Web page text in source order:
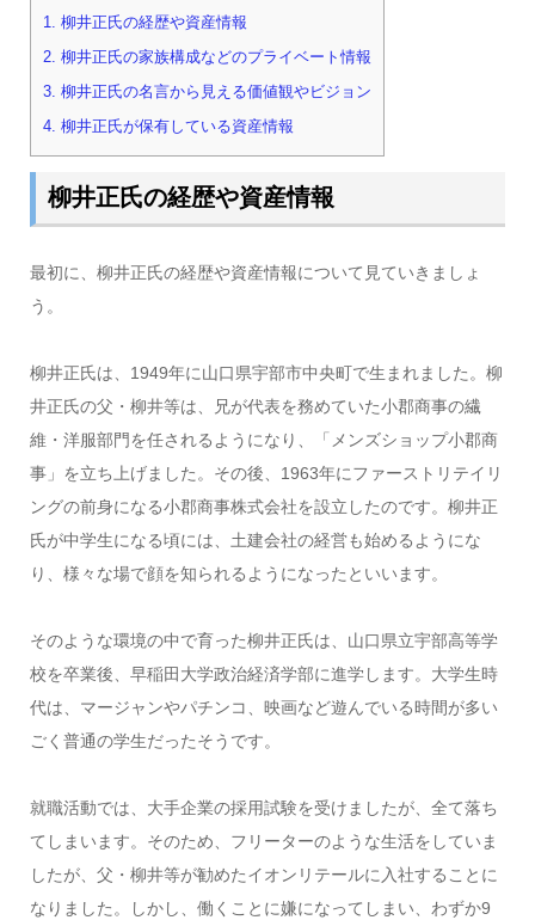
1. 柳井正氏の経歴や資産情報
2. 柳井正氏の家族構成などのプライベート情報
3. 柳井正氏の名言から見える価値観やビジョン
4. 柳井正氏が保有している資産情報
柳井正氏の経歴や資産情報
最初に、柳井正氏の経歴や資産情報について見ていきましょ
う。
柳井正氏は、1949年に山口県宇部市中央町で生まれました。柳
井正氏の父・柳井等は、兄が代表を務めていた小郡商事の繊
維・洋服部門を任されるようになり、「メンズショップ小郡商
事」を立ち上げました。その後、1963年にファーストリテイリ
ングの前身になる小郡商事株式会社を設立したのです。柳井正
氏が中学生になる頃には、土建会社の経営も始めるようにな
り、様々な場で顔を知られるようになったといいます。
そのような環境の中で育った柳井正氏は、山口県立宇部高等学
校を卒業後、早稲田大学政治経済学部に進学します。大学生時
代は、マージャンやパチンコ、映画など遊んでいる時間が多い
ごく普通の学生だったそうです。
就職活動では、大手企業の採用試験を受けましたが、全て落ち
てしまいます。そのため、フリーターのような生活をしていま
したが、父・柳井等が勧めたイオンリテールに入社することに
なりました。しかし、働くことに嫌になってしまい、わずか9